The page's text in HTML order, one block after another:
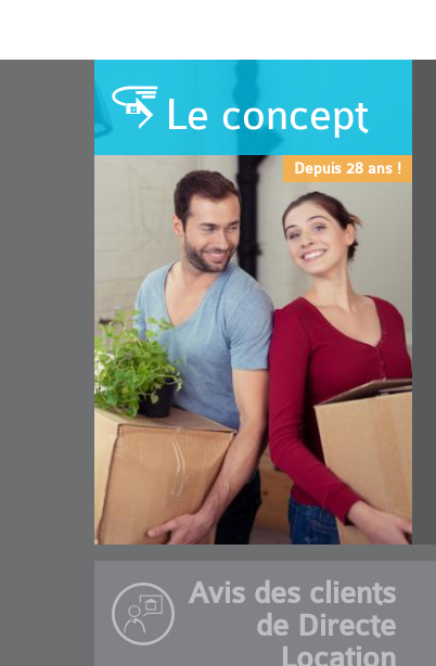
Le concept
Depuis 28 ans !
Avis des clients
de Directe
Location